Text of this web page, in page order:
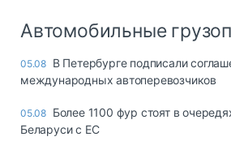
Автомобильные
05.08 В Петербурге подписали
международных автоперевозчиков
05.08 Более 1100 фур стоят в
Беларуси с ЕС